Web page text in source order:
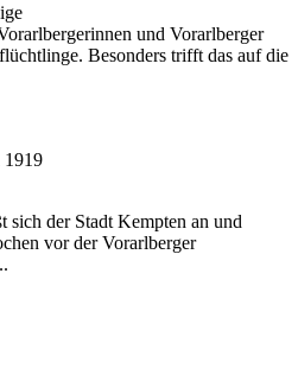
und Vorarlberger
Besonders trifft das auf die
sich der Stadt Kempten an und
vor der Vorarlberger